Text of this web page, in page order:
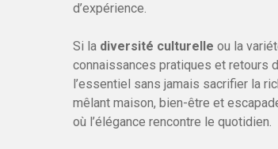
d’expérience.
Si la diversité culturelle ou la
connaissances pratiques et retours
l’essentiel sans jamais sacrifier la
mêlant maison, bien-être et
où l’élégance rencontre le quotidien.